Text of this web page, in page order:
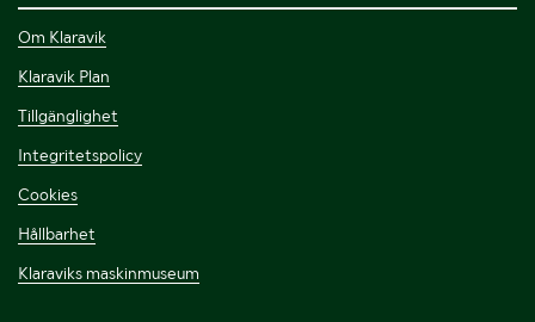
Om Klaravik
Klaravik Plan
Tillgänglighet
Integritetspolicy
Cookies
Hållbarhet
Klaraviks maskinmuseum